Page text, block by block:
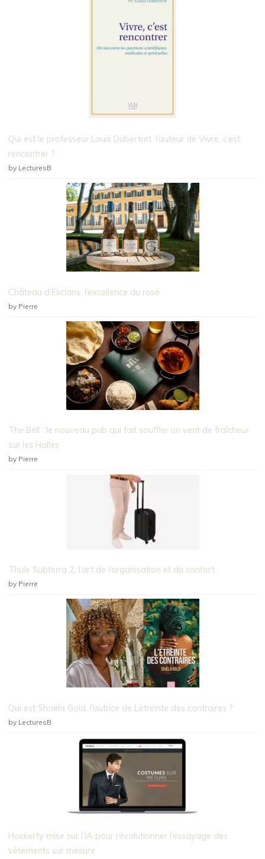
Qui est le professeur Louis Dubertret, l’auteur de Vivre, c’est
rencontrer ?
by LecturesB
Château d’Esclans, l’excellence du rosé
by Pierre
The Bell : le nouveau pub qui fait souffler un vent de fraîcheur
sur les Halles
by Pierre
Thule Subterra 2, l’art de l’organisation et du confort
by Pierre
Qui est Shaela Gold, l’autrice de L’étreinte des contraires ?
by LecturesB
Hockerty mise sur l’IA pour révolutionner l’essayage des
vêtements sur mesure